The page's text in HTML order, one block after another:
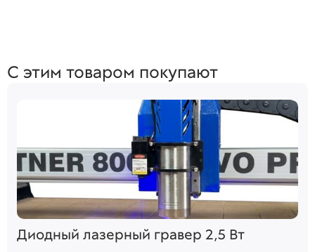
С этим товаром покупают
Диодный лазерный гравер 2,5 Вт